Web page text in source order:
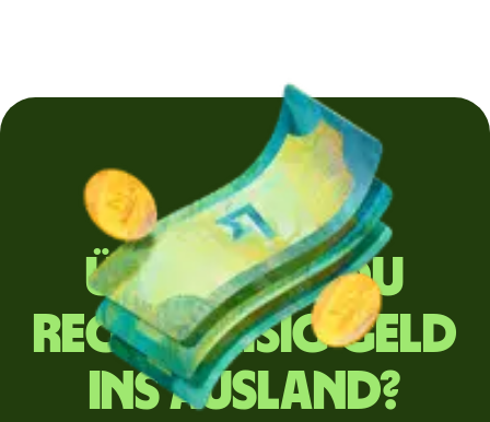
Überweist du
regelmäßig Geld
ins Ausland?